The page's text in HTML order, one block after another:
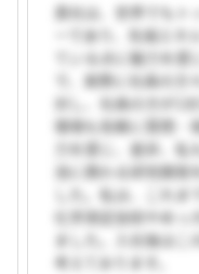
貴社は、世界でもト
ーであり、先端エネ
ている点に魅力を
で、実際に社員の
対し、社員の方が1
環境も気軽に質問・
力を感じ、是非、
池に携わる研究開発
した。私は、これ
化学測定技術やめっ
ました。入社後はこ
考えております。